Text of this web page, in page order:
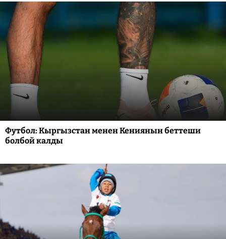
Футбол: Кыргызстан менен Кениянын беттеши
болбой калды